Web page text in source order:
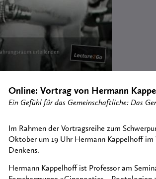
Online: Vortrag von Hermann
Ein Gefühl für das Gemeinschaftliche: Das
Im Rahmen der Vortragsreihe zum
Oktober um 19 Uhr Hermann Kappelhoff im
Denkens.
Hermann Kappelhoff ist Professor am